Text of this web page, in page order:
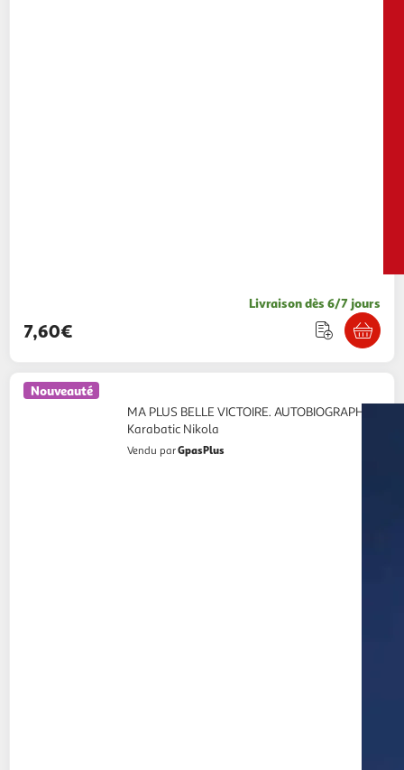
Livraison dès 6/7 jours
7,60€
Nouveauté
MA PLUS BELLE VICTOIRE. AUTOBIOGRAPHIE,
Karabatic Nikola
Vendu parGpasPlus